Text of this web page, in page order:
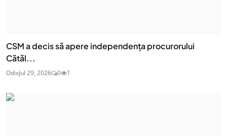
CSM a decis să apere independența procurorului
Cătăl...
OdixJul 29, 2026 0 1